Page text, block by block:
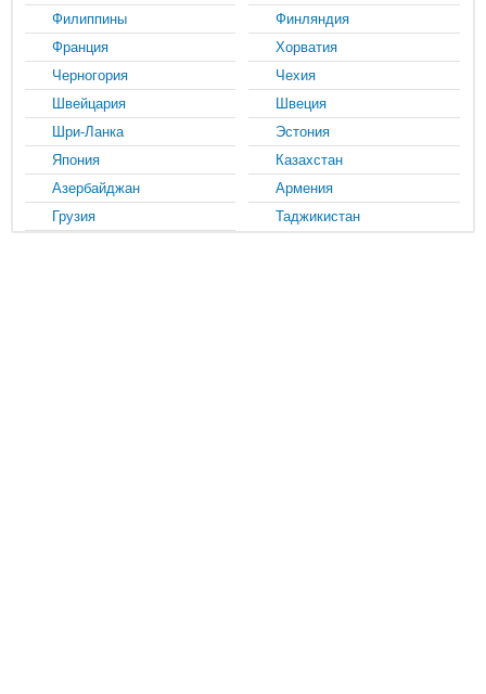
Филиппины
Финляндия
Франция
Хорватия
Черногория
Чехия
Швейцария
Швеция
Шри-Ланка
Эстония
Япония
Казахстан
Азербайджан
Армения
Грузия
Таджикистан